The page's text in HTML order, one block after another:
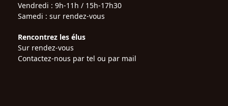
Vendredi : 9h-11h / 15h-17h30
Samedi : sur rendez-vous
Rencontrez les élus
Sur rendez-vous
Contactez-nous par tel ou par mail